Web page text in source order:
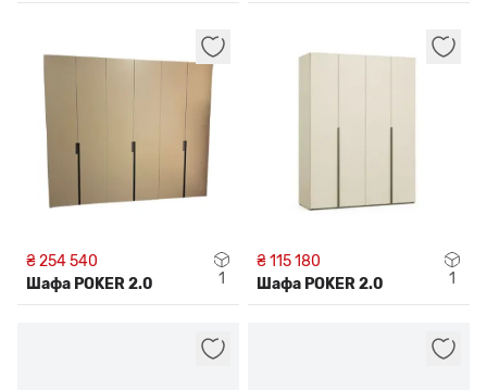
₴ 254 540
Шафа POKER 2.0
1
₴ 115 180
Шафа POKER 2.0
1